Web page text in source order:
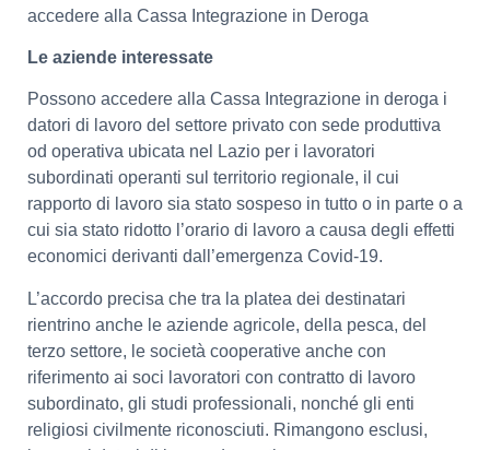
accedere alla Cassa Integrazione in Deroga
Le aziende interessate
Possono accedere alla Cassa Integrazione in deroga i
datori di lavoro del settore privato con sede produttiva
od operativa ubicata nel Lazio per i lavoratori
subordinati operanti sul territorio regionale, il cui
rapporto di lavoro sia stato sospeso in tutto o in parte o a
cui sia stato ridotto l’orario di lavoro a causa degli effetti
economici derivanti dall’emergenza Covid-19.
L’accordo precisa che tra la platea dei destinatari
rientrino anche le aziende agricole, della pesca, del
terzo settore, le società cooperative anche con
riferimento ai soci lavoratori con contratto di lavoro
subordinato, gli studi professionali, nonché gli enti
religiosi civilmente riconosciuti. Rimangono esclusi,